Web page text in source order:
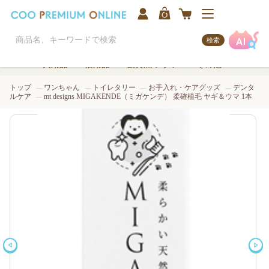
検索
トップ ワンちゃん トイレタリー お手入れ・ケアグッズ
デンタ
ルケア
mt designs MIGAKENDE（ミガケンデ） 柔確植毛 ヤギ＆ウマ 1本